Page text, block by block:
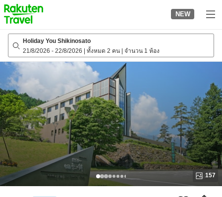
to
top
page
NEW
Holiday You Shikinosato
21/8/2026 - 22/8/2026 ทั้งหมด 2 คน จำนวน 1 ห้อง
157